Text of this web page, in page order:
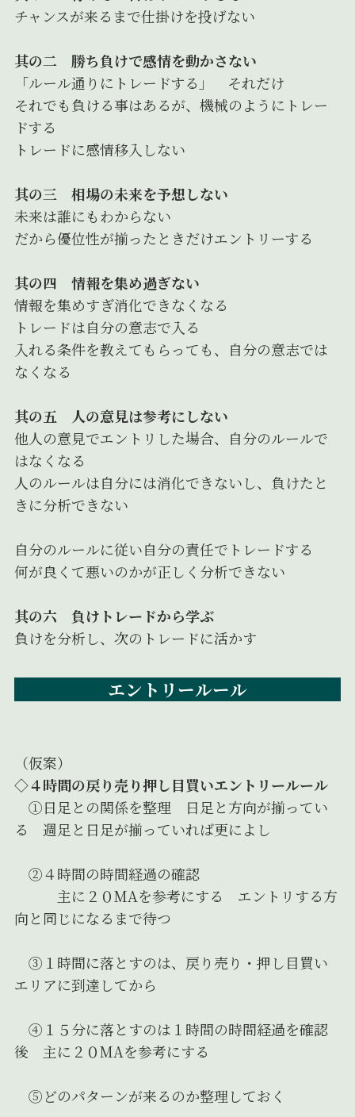
チャンスが来るまで仕掛けを投げない
其の二 勝ち負けで感情を動かさない
「ルール通りにトレードする」 それだけ
それでも負ける事はあるが、機械のようにトレー
ドする
トレードに感情移入しない
其の三 相場の未来を予想しない
未来は誰にもわからない
だから優位性が揃ったときだけエントリーする
其の四 情報を集め過ぎない
情報を集めすぎ消化できなくなる
トレードは自分の意志で入る
入れる条件を教えてもらっても、自分の意志では
なくなる
其の五 人の意見は参考にしない
他人の意見でエントリした場合、自分のルールで
はなくなる
人のルールは自分には消化できないし、負けたと
きに分析できない
自分のルールに従い自分の責任でトレードする
何が良くて悪いのかが正しく分析できない
其の六 負けトレードから学ぶ
負けを分析し、次のトレードに活かす
エントリールール
（仮案）
◇４時間の戻り売り押し目買いエントリールール
①日足との関係を整理 日足と方向が揃ってい
る 週足と日足が揃っていれば更によし
②４時間の時間経過の確認
主に２０MAを参考にする エントリする方
向と同じになるまで待つ
③１時間に落とすのは、戻り売り・押し目買い
エリアに到達してから
④１５分に落とすのは１時間の時間経過を確認
後 主に２０MAを参考にする
⑤どのパターンが来るのか整理しておく